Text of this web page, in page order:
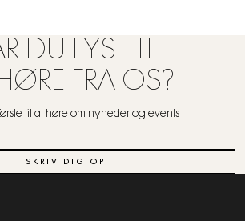
DU LYST TIL
FRA OS?
til at høre om nyheder og events
SKRIV DIG OP